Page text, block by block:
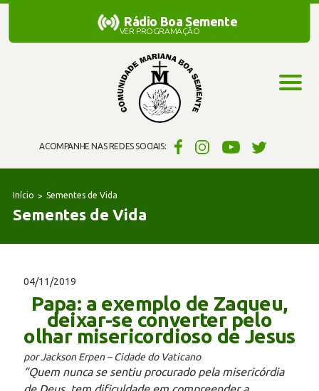
ACOMPANHE NAS REDES SOCIAIS:
Rádio Boa Semente
Rádio Boa Semente
VER PROGRAMAÇÃO
Início Sementes de Vida
Sementes de Vida
04/11/2019
Papa: a exemplo de Zaqueu,
deixar-se converter pelo
olhar misericordioso de Jesus
por Jackson Erpen – Cidade do Vaticano
“Quem nunca se sentiu procurado pela misericórdia